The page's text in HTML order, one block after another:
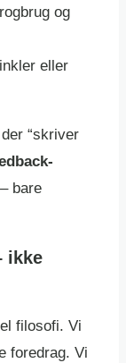
og
eller
“skriver
bare
ikke
filosofi. Vi
foredrag. Vi